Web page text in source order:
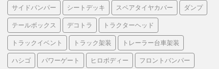
サイドバンパー シートデッキ スペアタイヤカバー ダンプ
テールボックス デコトラ トラクターヘッド
トラックイベント トラック架装 トレーラー台車架装
ハシゴ パワーゲート ヒロボディー フロントバンパー